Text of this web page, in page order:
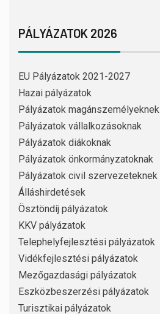
PÁLYÁZATOK 2026
EU Pályázatok 2021-2027
Hazai pályázatok
Pályázatok magánszemélyeknek
Pályázatok vállalkozásoknak
Pályázatok diákoknak
Pályázatok önkormányzatoknak
Pályázatok civil szervezeteknek
Álláshirdetések
Ösztöndíj pályázatok
KKV pályázatok
Telephelyfejlesztési pályázatok
Vidékfejlesztési pályázatok
Mezőgazdasági pályázatok
Eszközbeszerzési pályázatok
Turisztikai pályázatok